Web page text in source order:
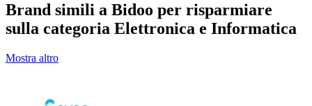
Brand simili a Bidoo per risparmiare
sulla categoria Elettronica e Informatica
Mostra altro